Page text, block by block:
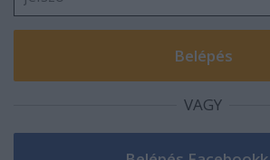
VAGY